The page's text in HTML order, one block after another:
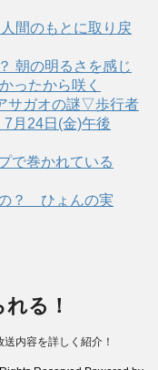
間のもとに取り戻
朝の明るさを感じ
ったから咲く
サガオの謎▽歩行者
月24日(金)午後
で巻かれている
？ ひょんの実
る！
内容を詳しく紹介！